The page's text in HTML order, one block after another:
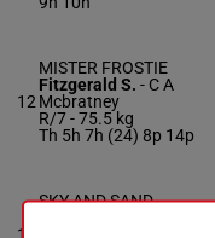
12
MISTER FROSTIE
Fitzgerald S. - C A
Mcbratney
R/7 -75.5 kg
Th 5h 7h (24) 8p 14p
SKY AND SAND